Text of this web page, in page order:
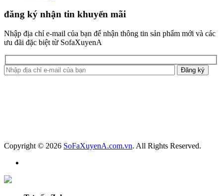
đăng ký nhận tin khuyến mãi
Nhập địa chỉ e-mail của bạn để nhận thông tin sản phẩm mới và các
ưu đãi đặc biệt từ SofaXuyenA
Copyright © 2026 SoFaXuyenA.com.vn. All Rights Reserved.